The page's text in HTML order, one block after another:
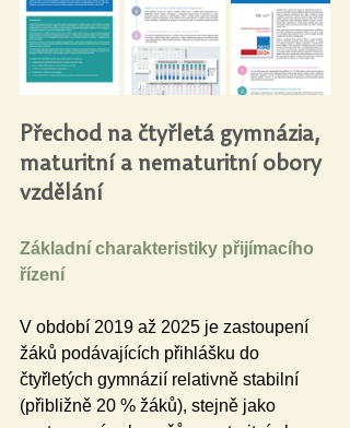
Přechod na čtyřletá gymnázia,
maturitní a nematuritní obory
vzdělání
Základní charakteristiky přijímacího
řízení
V období 2019 až 2025 je zastoupení
žáků podávajících přihlášku do
čtyřletých gymnázií relativně stabilní
(přibližně 20 % žáků), stejně jako